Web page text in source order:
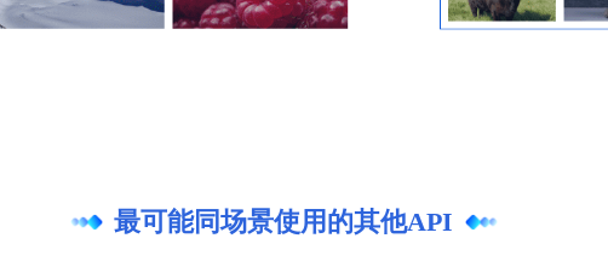
最可能同场景使用的其他API